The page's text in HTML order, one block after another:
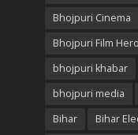
Bhojpuri Cinema
Bhojpuri Film Hero
bhojpuri khabar
bhojpuri media
Bihar
Bihar